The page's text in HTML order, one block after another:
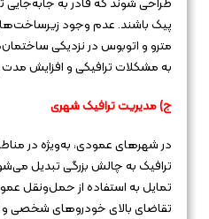
طراحی شوند که قادر به جابه‌جایی
پیک باشند. عدم وجود
مترو و اتوبوس در نزدیکی
به مشکلات ترافیکی و افزایش
ج) مدیریت ترافیک شهری
در شهرهای عمودی، به‌ویژه در
ترافیک به چالش بزرگی تبدیل
تمایل به استفاده از حمل‌ونقل
تقاضای بالای خودروهای شخصی و